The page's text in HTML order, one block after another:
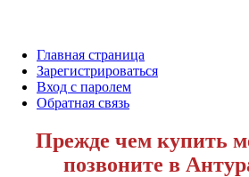
Главная страница
Зарегистрироваться
Вход с паролем
Обратная связь
Прежде чем купить
позвоните в